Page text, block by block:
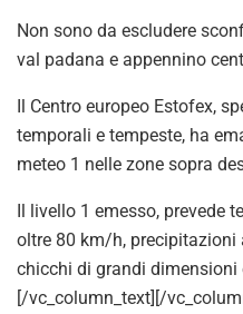
Non sono da escludere
val padana e appennino
Il Centro europeo Estofex,
temporali e tempeste, ha
meteo 1 nelle zone sopra
Il livello 1 emesso, prevede
oltre 80 km/h, precipitazioni
chicchi di grandi
[/vc_column_text][/